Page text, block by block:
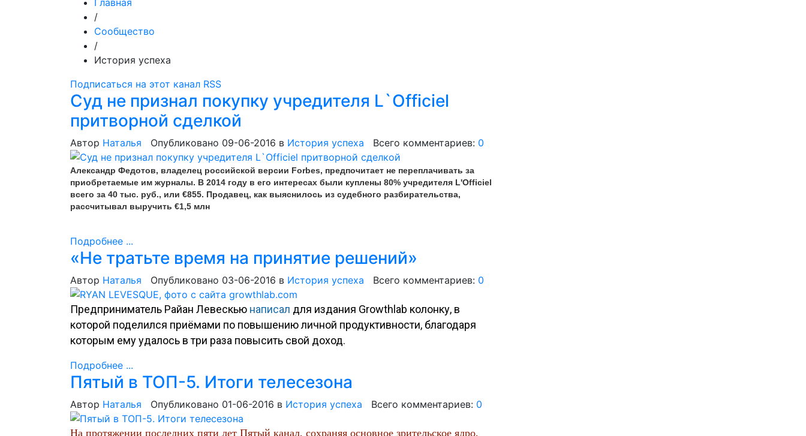
Главная
/
Сообщество
/
История успеха
Подписаться на этот канал RSS
Суд не признал покупку учредителя L`Officiel
притворной сделкой
Автор Наталья Опубликовано 09-06-2016 в История успеха Всего комментариев: 0
Александр Федотов, владелец российской версии Forbes, предпочитает не переплачивать за
приобретаемые им журналы. В 2014 году в его интересах были куплены 80% учредителя L'Officiel
всего за 40 тыс. руб., или €855. Продавец, как выяснилось из судебного разбирательства,
рассчитывал выручить €1,5 млн
Подробнее ...
«Не тратьте время на принятие решений»
Автор Наталья Опубликовано 03-06-2016 в История успеха Всего комментариев: 0
Предприниматель Райан Левескью написал для издания Growthlab колонку, в
которой поделился приёмами по повышению личной продуктивности, благодаря
которым ему удалось в три раза повысить свой доход.
Подробнее ...
Пятый в ТОП-5. Итоги телесезона
Автор Наталья Опубликовано 01-06-2016 в История успеха Всего комментариев: 0
На протяжении последних пяти лет Пятый канал, сохраняя основное зрительское ядро,